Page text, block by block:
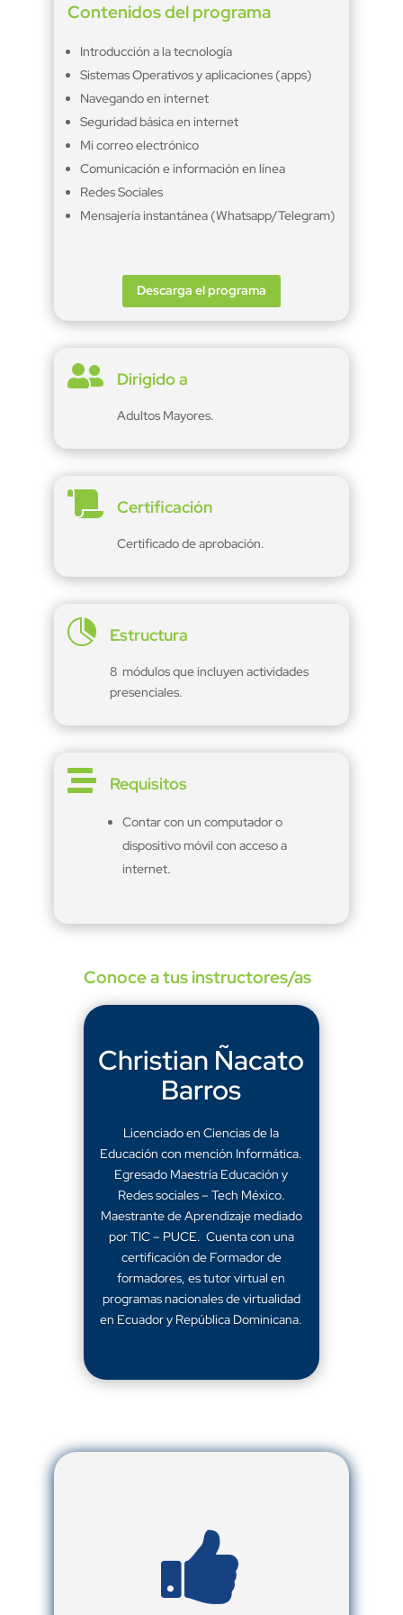
Contenidos del programa
Introducción a la tecnología
Sistemas Operativos y aplicaciones (apps)
Navegando en internet
Seguridad básica en internet
Mi correo electrónico
Comunicación e información en línea
Redes Sociales
Mensajería instantánea (Whatsapp/Telegram)
Descarga el programa
 Dirigido a
Adultos Mayores.
 Certificación
Certificado de aprobación.
 Estructura
8 módulos que incluyen actividades
presenciales.
 Requisitos
Contar con un computador o
dispositivo móvil con acceso a
internet.
Conoce a tus instructores/as
Christian Ñacato
Barros
Licenciado en Ciencias de la
Educación con mención Informática.
Egresado Maestría Educación y
Redes sociales – Tech México.
Maestrante de Aprendizaje mediado
por TIC – PUCE. Cuenta con una
certificación de Formador de
formadores, es tutor virtual en
programas nacionales de virtualidad
en Ecuador y República Dominicana.
